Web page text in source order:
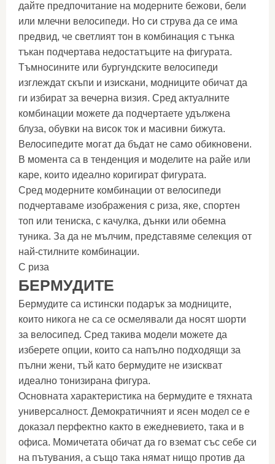
дайте предпочитание на модерните бежови, бели
или млечни велосипеди. Но си струва да се има
предвид, че светлият тон в комбинация с тънка
тъкан подчертава недостатъците на фигурата.
Тъмносините или бургундските велосипеди
изглеждат скъпи и изискани, модниците обичат да
ги избират за вечерна визия. Сред актуалните
комбинации можете да подчертаете удължена
блуза, обувки на висок ток и масивни бижута.
Велосипедите могат да бъдат не само обикновени.
В момента са в тенденция и моделите на райе или
каре, които идеално коригират фигурата.
Сред модерните комбинации от велосипеди
подчертаваме изображения с риза, яке, спортен
топ или тениска, с качулка, дънки или обемна
туника. За да не мълчим, представяме селекция от
най-стилните комбинации.
С риза
БЕРМУДИТЕ
Бермудите са истински подарък за модниците,
които никога не са се осмелявали да носят шорти
за велосипед. Сред такива модели можете да
изберете опции, които са напълно подходящи за
пълни жени, тъй като бермудите не изискват
идеално тонизирана фигура.
Основната характеристика на бермудите е тяхната
универсалност. Демократичният и ясен модел се е
доказал перфектно както в ежедневието, така и в
офиса. Момичетата обичат да го вземат със себе си
на пътувания, а също така нямат нищо против да